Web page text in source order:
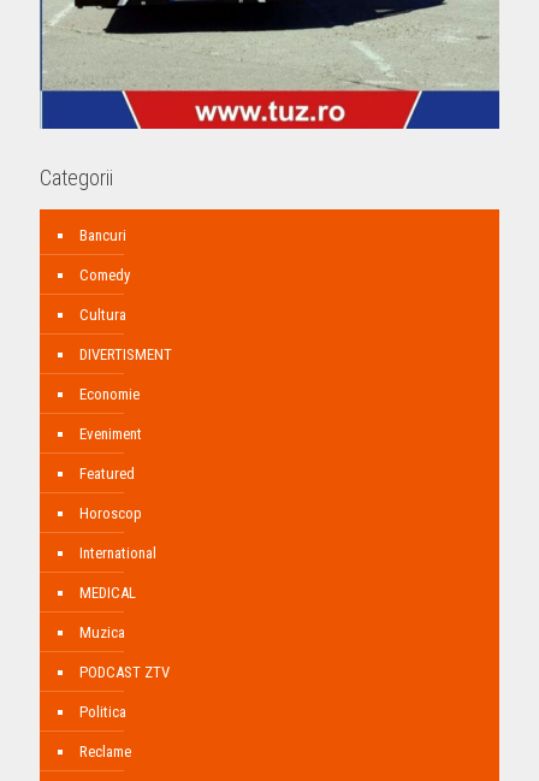
Categorii
Bancuri
Comedy
Cultura
DIVERTISMENT
Economie
Eveniment
Featured
Horoscop
International
MEDICAL
Muzica
PODCAST ZTV
Politica
Reclame